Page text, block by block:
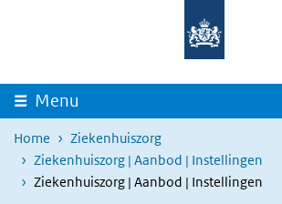
Overslaan en naar de inhoud gaan
Menu
Home
Ziekenhuiszorg
Ziekenhuiszorg | Aanbod | Instellingen
Ziekenhuiszorg | Aanbod | Instellingen